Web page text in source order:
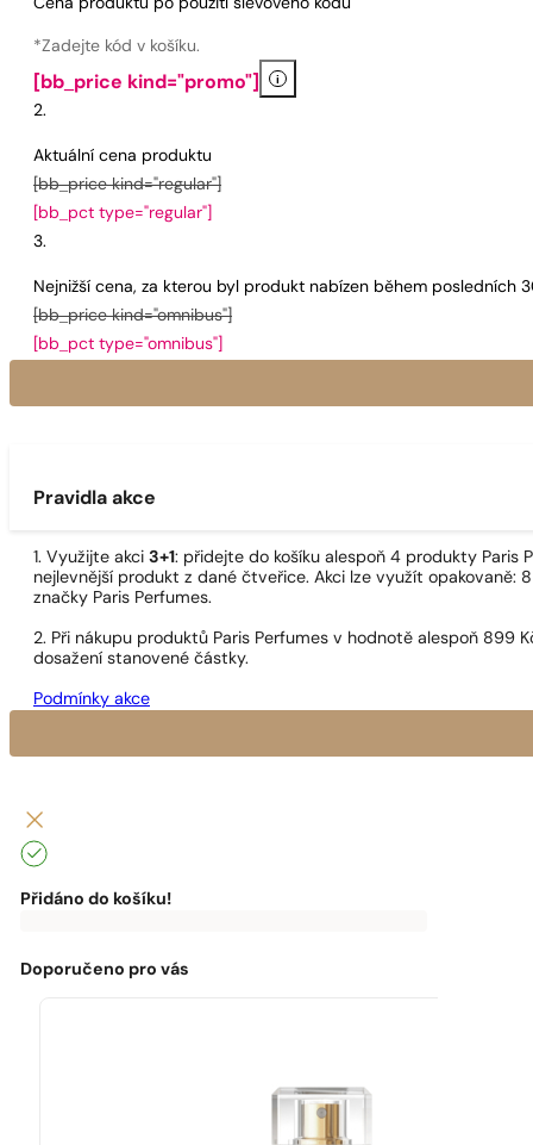
Cena produktu po použití slevového kódu
*Zadejte kód v košíku.
[bb_price kind="promo"] i
Aktuální cena produktu
[bb_price kind="regular"]
[bb_pct type="regular"]
Nejnižší cena, za kterou byl produkt nabízen během posledních
[bb_price kind="omnibus"]
[bb_pct type="omnibus"]
Pravidla akce
1. Využijte akci 3+1: přidejte do košíku alespoň 4 produkty
nejlevnější produkt z dané čtveřice. Akci lze využít opakovaně:
značky Paris Perfumes.
2. Při nákupu produktů Paris Perfumes v hodnotě alespoň
dosažení stanovené částky.
Podmínky akce
Přidáno do košíku!
zdarma
chybí:
Doporučeno pro vás